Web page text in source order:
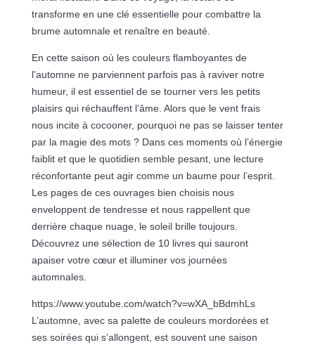
transforme en une clé essentielle pour combattre la
brume automnale et renaître en beauté.
En cette saison où les couleurs flamboyantes de
l’automne ne parviennent parfois pas à raviver notre
humeur, il est essentiel de se tourner vers les petits
plaisirs qui réchauffent l’âme. Alors que le vent frais
nous incite à cocooner, pourquoi ne pas se laisser tenter
par la magie des mots ? Dans ces moments où l’énergie
faiblit et que le quotidien semble pesant, une lecture
réconfortante peut agir comme un baume pour l’esprit.
Les pages de ces ouvrages bien choisis nous
enveloppent de tendresse et nous rappellent que
derrière chaque nuage, le soleil brille toujours.
Découvrez une sélection de 10 livres qui sauront
apaiser votre cœur et illuminer vos journées
automnales.
https://www.youtube.com/watch?v=wXA_bBdmhLs
L’automne, avec sa palette de couleurs mordorées et
ses soirées qui s’allongent, est souvent une saison